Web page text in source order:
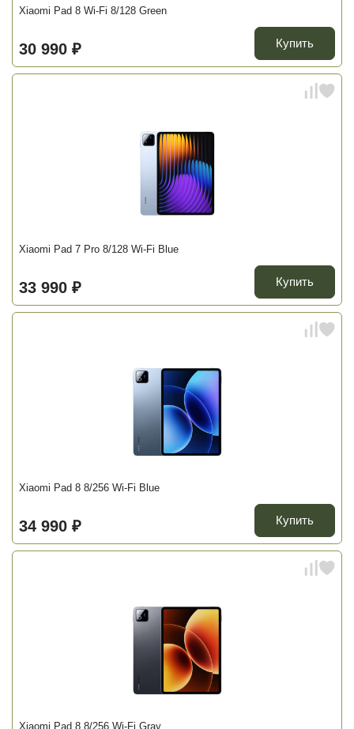
Xiaomi Pad 8 Wi-Fi 8/128 Green
30 990 ₽ Купить
Xiaomi Pad 7 Pro 8/128 Wi-Fi Blue
33 990 ₽ Купить
Xiaomi Pad 8 8/256 Wi-Fi Blue
34 990 ₽ Купить
Xiaomi Pad 8 8/256 Wi-Fi Gray